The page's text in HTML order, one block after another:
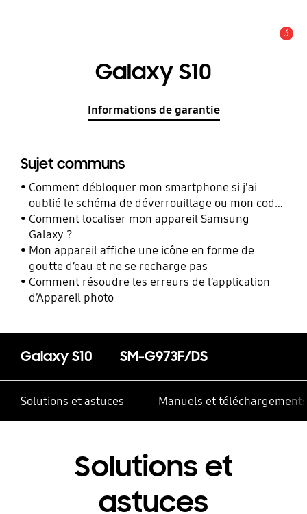
3
Galaxy S10
Informations de garantie
Sujet communs
Comment débloquer mon smartphone si j'ai
oublié le schéma de déverrouillage ou mon code
PIN ?
Comment localiser mon appareil Samsung
Galaxy ?
Mon appareil affiche une icône en forme de
goutte d’eau et ne se recharge pas
Comment résoudre les erreurs de l’application
d’Appareil photo
Galaxy S10 SM-G973F/DS
Solutions et astuces Manuels et téléchargements
Solutions et
astuces